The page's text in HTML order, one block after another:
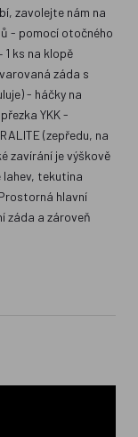
zavolejte nám na
- pomocí otočného
ks na klopě
záda s
- háčky na
YKK -
(zepředu, na
zavírání je výškově
tekutina
hlavní
záda a zároveň